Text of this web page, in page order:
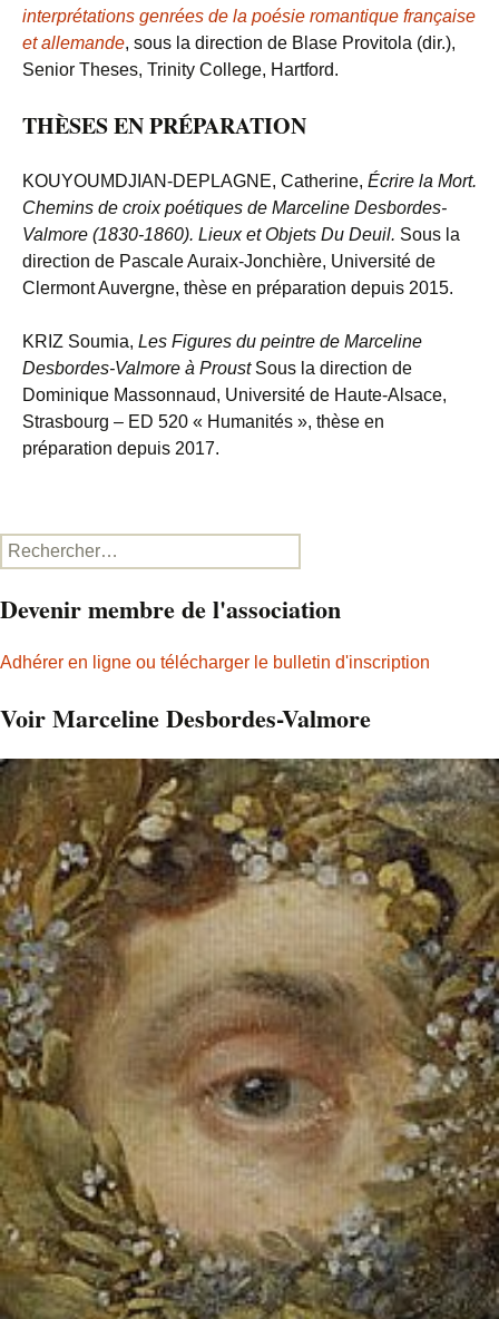
interprétations genrées de la poésie romantique française
et allemande, sous la direction de Blase Provitola (dir.),
Senior Theses, Trinity College, Hartford.
THÈSES EN PRÉPARATION
KOUYOUMDJIAN-DEPLAGNE, Catherine, Écrire la Mort.
Chemins de croix poétiques de Marceline Desbordes-
Valmore (1830-1860). Lieux et Objets Du Deuil. Sous la
direction de Pascale Auraix-Jonchière, Université de
Clermont Auvergne, thèse en préparation depuis 2015.
KRIZ Soumia, Les Figures du peintre de Marceline
Desbordes-Valmore à ProustSous la direction de
Dominique Massonnaud, Université de Haute-Alsace,
Strasbourg – ED 520 « Humanités », thèse en
préparation depuis 2017.
Rechercher :
Devenir membre de l'association
Adhérer en ligne ou télécharger le bulletin d'inscription
Voir Marceline Desbordes-Valmore